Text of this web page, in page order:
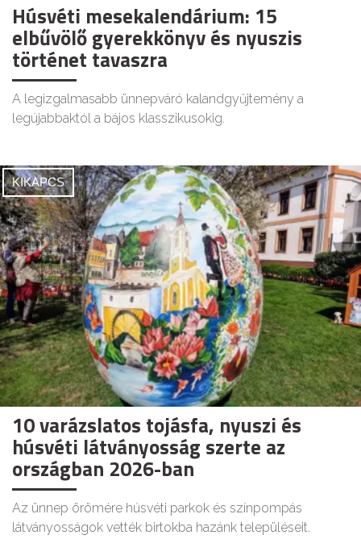
Húsvéti mesekalendárium: 15
elbűvölő gyerekkönyv és nyuszis
történet tavaszra
A legizgalmasabb ünnepváró kalandgyűjtemény a
legújabbaktól a bájos klasszikusokig.
KIKAPCS
10 varázslatos tojásfa, nyuszi és
húsvéti látványosság szerte az
országban 2026-ban
Az ünnep örömére húsvéti parkok és színpompás
látványosságok vették birtokba hazánk településeit.